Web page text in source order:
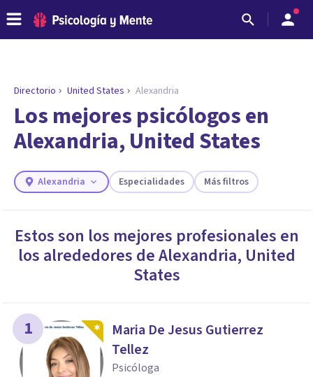
ENCONTRAR MI TERAPEUTA
¿Necesitas ayuda para encontrar el
psicólogo adecuado?
Responde a unas breves preguntas y te ofreceremos
necesidades.
Directorio United States Alexandria
Los mejores psicólogos en
Alexandria, United States
Alexandria Especialidades Más filtros
Estos son los mejores profesionales en
los alrededores deAlexandria, United
States
1
Maria De Jesus Gutierrez
Tellez
Psicóloga